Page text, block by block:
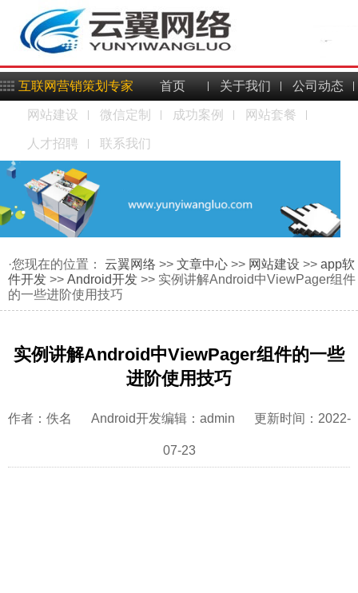
互联网营销策划专家 首页 关于我们 公司动态
网站建设 微信定制 成功案例 网站套餐
人才招聘 联系我们
·您现在的位置： 云翼网络 >> 文章中心 >> 网站建设 >> app软
件开发 >> Android开发 >> 实例讲解Android中ViewPager组件
的一些进阶使用技巧
实例讲解Android中ViewPager组件的一些
进阶使用技巧
作者：佚名 Android开发编辑：admin 更新时间：2022-
07-23